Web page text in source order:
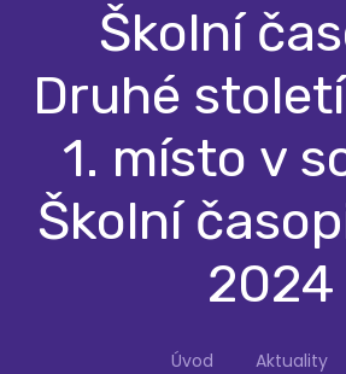
Školní
Druhé
1. místo v
Školní
2024
Úvod
Aktuality